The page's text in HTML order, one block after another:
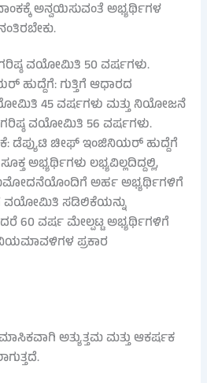
ಅನ್ವಯಿಸುವಂತೆ ಅಭ್ಯರ್ಥಿಗಳ
ಗರಿಷ್ಠ ವಯೋಮಿತಿ 50 ವರ್ಷಗಳು.
ಹುದ್ದೆಗೆ: ಗುತ್ತಿಗೆ ಆಧಾರದ
45 ವರ್ಷಗಳು ಮತ್ತು ನಿಯೋಜನೆ
ವಯೋಮಿತಿ 56 ವರ್ಷಗಳು.
ಚೀಫ್ ಇಂಜಿನಿಯರ್ ಹುದ್ದೆಗೆ
ಅಭ್ಯರ್ಥಿಗಳು ಲಭ್ಯವಿಲ್ಲದಿದ್ದಲ್ಲಿ,
ಅರ್ಹ ಅಭ್ಯರ್ಥಿಗಳಿಗೆ
ವಯೋಮಿತಿ ಸಡಿಲಿಕೆಯನ್ನು
60 ವರ್ಷ ಮೇಲ್ಪಟ್ಟ ಅಭ್ಯರ್ಥಿಗಳಿಗೆ
ಪ್ರಕಾರ
ಅತ್ಯುತ್ತಮ ಮತ್ತು ಆಕರ್ಷಕ